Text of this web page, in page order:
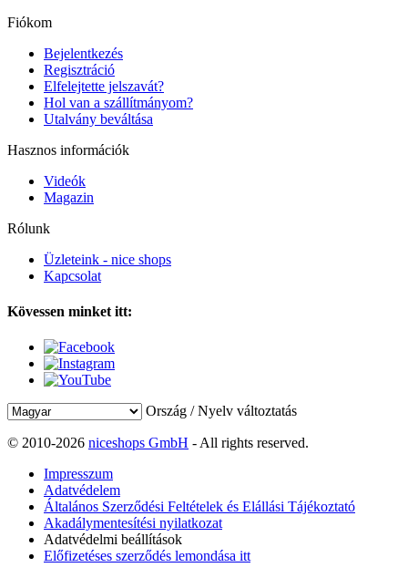
Fiókom
Bejelentkezés
Regisztráció
Elfelejtette jelszavát?
Hol van a szállítmányom?
Utalvány beváltása
Hasznos információk
Videók
Magazin
Rólunk
Üzleteink - nice shops
Kapcsolat
Kövessen minket itt:
Ország / Nyelv változtatás
© 2010-2026 niceshops GmbH - All rights reserved.
Impresszum
Adatvédelem
Általános Szerződési Feltételek és Elállási Tájékoztató
Akadálymentesítési nyilatkozat
Adatvédelmi beállítások
Előfizetéses szerződés lemondása itt